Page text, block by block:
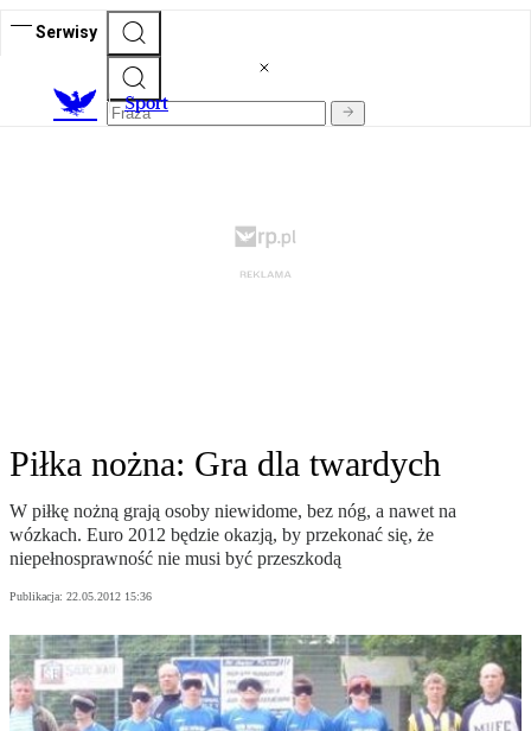
Serwisy
Sport
Piłka nożna: Gra dla twardych
W piłkę nożną grają osoby niewidome, bez nóg, a nawet na
wózkach. Euro 2012 będzie okazją, by przekonać się, że
niepełnosprawność nie musi być przeszkodą
Publikacja: 22.05.2012 15:36